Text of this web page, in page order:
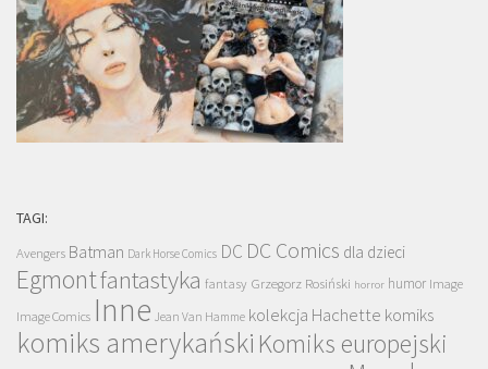
TAGI:
Avengers Batman Dark Horse Comics DC DC Comics dla dzieci
Egmontfantastyka fantasy Grzegorz Rosiński horror humor Image
Image Comics Inne Jean Van Hamme kolekcja Hachette komiks
komiks amerykański Komiks europejski